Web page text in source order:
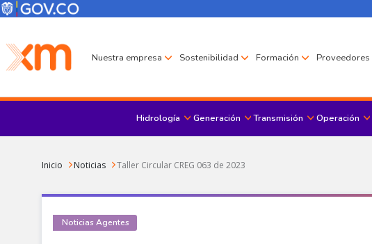
Pasar al contenido principal
Menú Corporativo
Menú de encabezado
Nuestra empresa Sostenibilidad Formación Proveedores
Hidrología Generación Transmisión Operación
Sobrescribir enlaces de ayuda a la navegación
Inicio Noticias Taller Circular CREG 063 de 2023
Noticias Agentes